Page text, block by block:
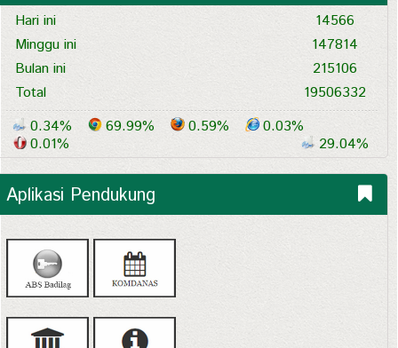
Hari ini
Minggu ini
Bulan ini
Total
14566
147814
215106
19506332
0.34%
69.99% 0.59%
0.03%
0.01%
29.04%
Aplikasi Pendukung